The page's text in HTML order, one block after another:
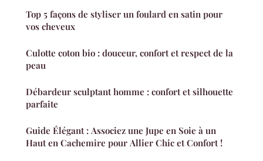
Top 5 façons de styliser un foulard en satin pour
vos cheveux
Culotte coton bio : douceur, confort et respect de la
peau
Débardeur sculptant homme : confort et silhouette
parfaite
Guide Élégant : Associez une Jupe en Soie à un
Haut en Cachemire pour Allier Chic et Confort !